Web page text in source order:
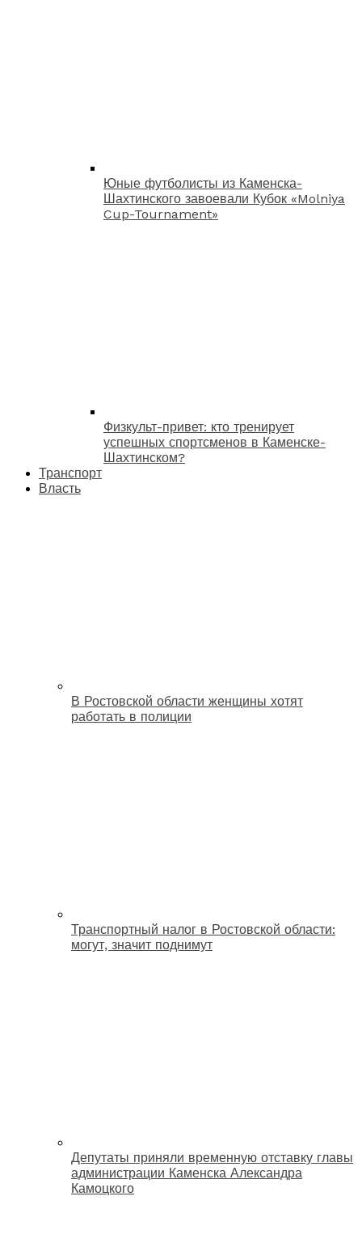
Юные футболисты из Каменска-
Шахтинского завоевали Кубок «Molniya
Cup-Tournament»
Физкульт-привет: кто тренирует
успешных спортсменов в Каменске-
Шахтинском?
Транспорт
Власть
В Ростовской области женщины хотят
работать в полиции
Транспортный налог в Ростовской области:
могут, значит поднимут
Депутаты приняли временную отставку главы
администрации Каменска Александра
Камоцкого